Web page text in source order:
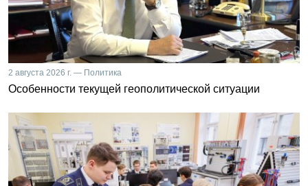
2 августа 2026 г. — Политика
Особенности текущей геополитической ситуации